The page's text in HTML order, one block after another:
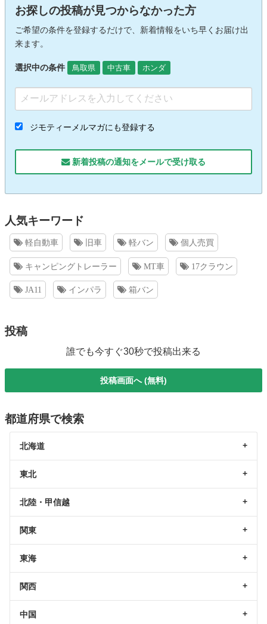
お探しの投稿が見つからなかった方
ご希望の条件を登録するだけで、新着情報をいち早くお届け出
来ます。
選択中の条件 鳥取県 中古車 ホンダ
ジモティーメルマガにも登録する
新着投稿の通知をメールで受け取る
人気キーワード
軽自動車 旧車 軽バン 個人売買
キャンピングトレーラー MT車 17クラウン
JA11 インパラ 箱バン
投稿
誰でも今すぐ30秒で投稿出来る
投稿画面へ (無料)
都道府県で検索
北海道
東北
北陸・甲信越
関東
東海
関西
中国